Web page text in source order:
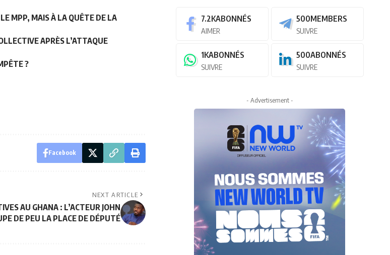
MPP, MAIS À LA QUÊTE DE LA
APRÈS L’ATTAQUE
?
Facebook
NEXT ARTICLE
AU GHANA : L’ACTEUR JOHN
DE PEU LA PLACE DE DÉPUTÉ
7.2KABONNÉS
AIMER
500MEMBERS
SUIVRE
1KABONNÉS
SUIVRE
500ABONNÉS
SUIVRE
- Advertisement -